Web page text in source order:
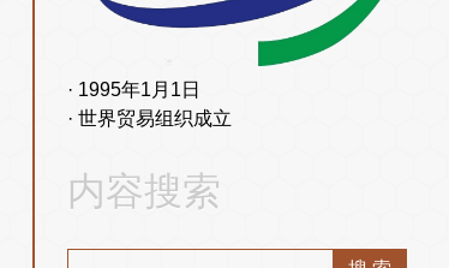
1995年1月1日
世界贸易组织成立
内容搜索